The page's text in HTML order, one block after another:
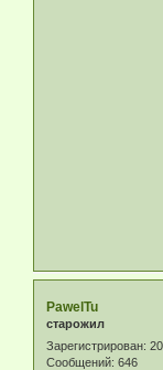
PawelTu
старожил
Зарегистрирован:
Сообщений: 646